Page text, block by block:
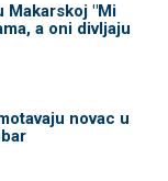
Makarskoj "Mi
a oni divljaju
novac u